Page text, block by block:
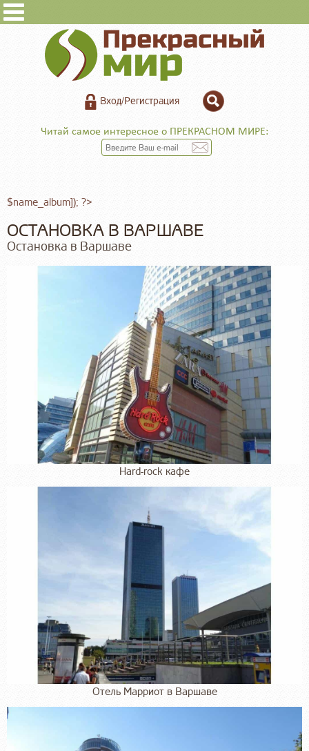
Вход/Регистрация
Читай самое интересное о ПРЕКРАСНОМ МИРЕ:
$name_album]); ?>
ОСТАНОВКА В ВАРШАВЕ
Остановка в Варшаве
Hard-rock кафе
Отель Марриот в Варшаве